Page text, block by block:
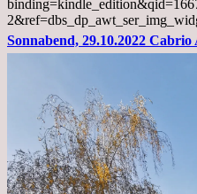
Sonnabend, 29.10.2022